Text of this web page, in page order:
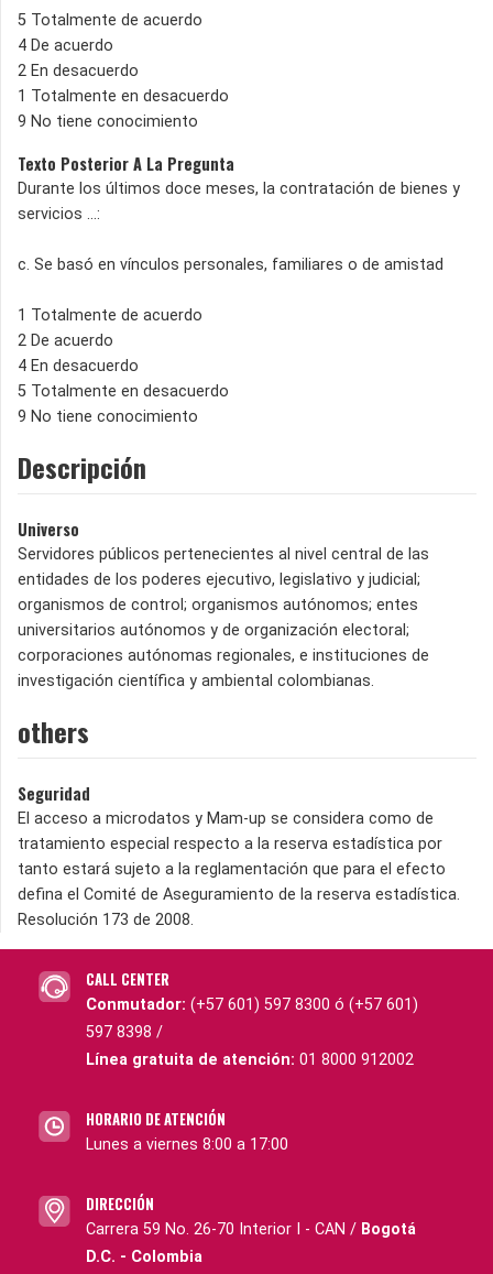
5 Totalmente de acuerdo
4 De acuerdo
2 En desacuerdo
1 Totalmente en desacuerdo
9 No tiene conocimiento
Texto Posterior A La Pregunta
Durante los últimos doce meses, la contratación de bienes y
servicios ...:
c. Se basó en vínculos personales, familiares o de amistad
1 Totalmente de acuerdo
2 De acuerdo
4 En desacuerdo
5 Totalmente en desacuerdo
9 No tiene conocimiento
Descripción
Universo
Servidores públicos pertenecientes al nivel central de las
entidades de los poderes ejecutivo, legislativo y judicial;
organismos de control; organismos autónomos; entes
universitarios autónomos y de organización electoral;
corporaciones autónomas regionales, e instituciones de
investigación científica y ambiental colombianas.
others
Seguridad
El acceso a microdatos y Mam-up se considera como de
tratamiento especial respecto a la reserva estadística por
tanto estará sujeto a la reglamentación que para el efecto
defina el Comité de Aseguramiento de la reserva estadística.
Resolución 173 de 2008.
CALL CENTER
Conmutador: (+57 601) 597 8300 ó (+57 601)
597 8398 /
Línea gratuita de atención: 01 8000 912002
HORARIO DE ATENCIÓN
Lunes a viernes 8:00 a 17:00
DIRECCIÓN
Carrera 59 No. 26-70 Interior I - CAN / Bogotá
D.C. - Colombia